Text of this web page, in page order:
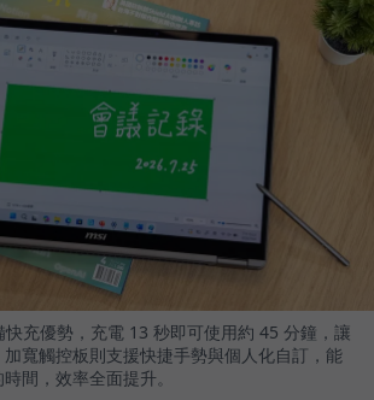
充優勢，充電 13 秒即可使用約 45 分鐘，讓
寬觸控板則支援快捷手勢與個人化自訂，能
間，效率全面提升。